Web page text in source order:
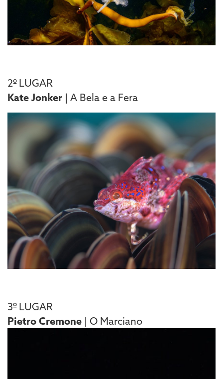
2º LUGAR
Kate Jonker | A Bela e a Fera
3º LUGAR
Pietro Cremone | O Marciano